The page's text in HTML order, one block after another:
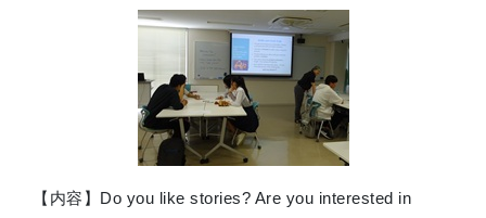
【内容】Do you like stories? Are you interested in